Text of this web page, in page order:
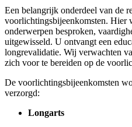
Een belangrijk onderdeel van de
voorlichtingsbijeenkomsten. Hier
onderwerpen besproken,
uitgewisseld. U ontvangt een
longrevalidatie. Wij verwachten
zich voor te bereiden op de
De voorlichtingsbijeenkomsten
verzorgd:
Longarts